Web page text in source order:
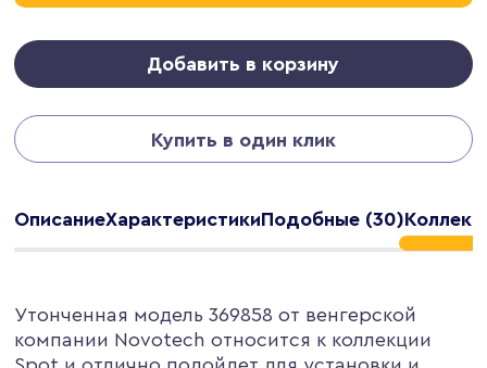
Добавить в корзину
Купить в один клик
ОписаниеХарактеристикиПодобные (30)
Утонченная модель 369858 от венгерской
компании Novotech относится к коллекции